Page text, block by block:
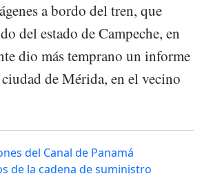
a bordo del tren, que
del estado de Campeche, en
dio más temprano un informe
de Mérida, en el vecino
del Canal de Panamá
de la cadena de suministro